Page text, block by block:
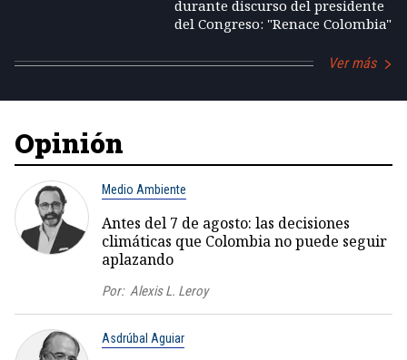
durante discurso del presidente
del Congreso: "Renace Colombia"
Ver más
Opinión
Medio Ambiente
Antes del 7 de agosto: las decisiones
climáticas que Colombia no puede seguir
aplazando
Por: Alexis L. Leroy
Asdrúbal Aguiar